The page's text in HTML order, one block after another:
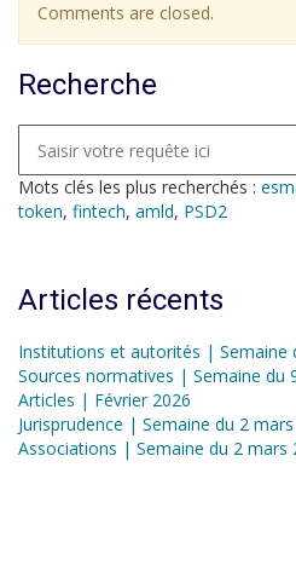
Comments are closed.
Recherche
Mots clés les plus recherchés :
token, fintech, amld, PSD2
Articles récents
Institutions et autorités | Semaine
Sources normatives | Semaine du
Articles | Février 2026
Jurisprudence | Semaine du 2
Associations | Semaine du 2 mars